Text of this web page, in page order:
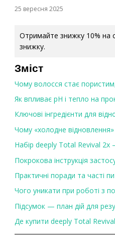
25 вересня 2025
Отримайте знижку 10% на
знижку.
Зміст
Чому волосся стає
Як впливає pH і тепло на
Ключові інгредієнти для
Чому «холодне
Набір deeply Total Revival
Покрокова інструкція
Практичні поради та часті
Чого уникати при роботі з
Підсумок — план дій для
Де купити deeply Total